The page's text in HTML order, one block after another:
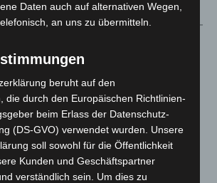
trifft Weingenuss: Barbara-
Mehring zeigt ihre Werke im
Wein-Depot Isernhagen
Zweite Turbobaustelle startet
Hannover-West und
Daten auch auf alternativen Wegen,
an uns zu übermitteln.
beruht auf den
die durch den Europäischen Richtlinien-
beim Erlass der Datenschutz-
(DS-GVO) verwendet wurden. Unsere
soll sowohl für die Öffentlichkeit
Kunden und Geschäftspartner
verständlich sein. Um dies zu